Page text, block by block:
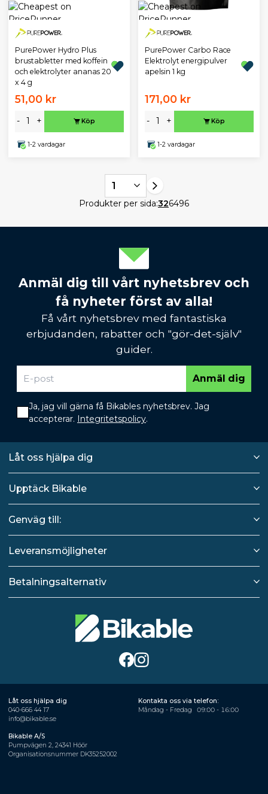
PurePower Hydro Plus
brustabletter med koffein
och elektrolyter ananas 20
x 4 g
51,00 kr
- + Köp
1-2 vardagar
PurePower Carbo Race
Elektrolyt energipulver
apelsin 1 kg
171,00 kr
- + Köp
1-2 vardagar
1
Produkter per sida:326496
Anmäl dig till vårt nyhetsbrev och
få nyheter först av alla!
Få vårt nyhetsbrev med fantastiska
erbjudanden, rabatter och "gör-det-själv"
guider.
Anmäl dig
Ja, jag vill gärna få Bikables nyhetsbrev. Jag
accepterar. Integritetspolicy.
Låt oss hjälpa dig
Upptäck Bikable
Genväg till:
Leveransmöjligheter
Betalningsalternativ
Låt oss hjälpa dig
040-666 44 17
info@bikable.se
Kontakta oss via telefon:
Måndag - Fredag
09:00 - 16:00
Bikable A/S
Pumpvägen 2, 24341 Höör
Organisationsnummer DK35252002